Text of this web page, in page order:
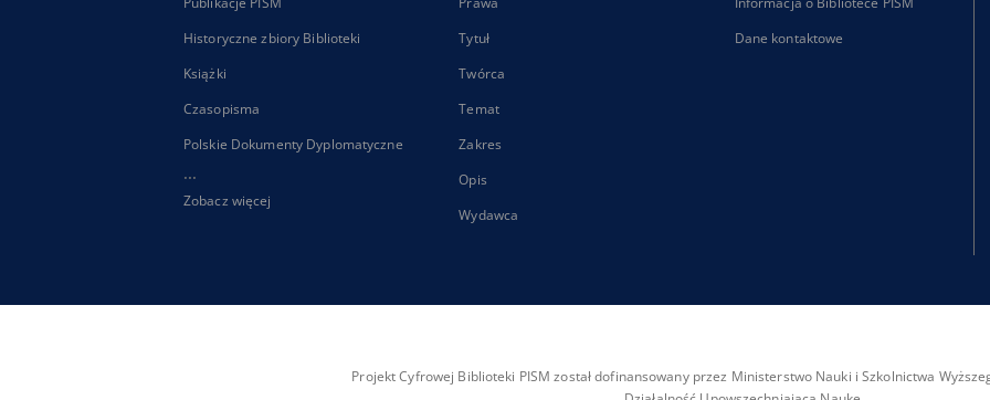
Historyczne zbiory Biblioteki
Książki
Czasopisma
Polskie Dokumenty Dyplomatyczne
...
Zobacz więcej
Tytuł
Twórca
Temat
Zakres
Opis
Wydawca
Dane kontaktowe
Projekt Cyfrowej Biblioteki PISM został dofinansowany przez Ministerstwo Nauki i Szkolnictwa